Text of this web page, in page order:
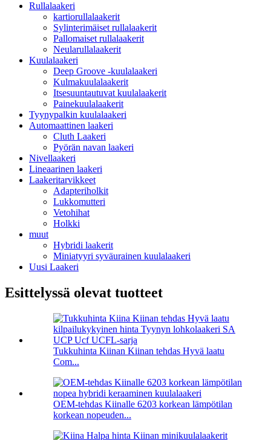
Rullalaakeri
kartiorullalaakerit
Sylinterimäiset rullalaakerit
Pallomaiset rullalaakerit
Neularullalaakerit
Kuulalaakeri
Deep Groove -kuulalaakeri
Kulmakuulalaakerit
Itsesuuntautuvat kuulalaakerit
Painekuulalaakerit
Tyynypalkin kuulalaakeri
Automaattinen laakeri
Cluth Laakeri
Pyörän navan laakeri
Nivellaakeri
Lineaarinen laakeri
Laakeritarvikkeet
Adapteriholkit
Lukkomutteri
Vetohihat
Holkki
muut
Hybridi laakerit
Miniatyyri syväurainen kuulalaakeri
Uusi Laakeri
Esittelyssä olevat tuotteet
Tukkuhinta Kiinan Kiinan tehdas Hyvä laatu
Com...
OEM-tehdas Kiinalle 6203 korkean lämpötilan
korkean nopeuden...